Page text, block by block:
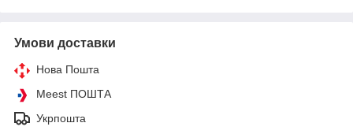
Умови доставки
Нова Пошта
Meest ПОШТА
Укрпошта